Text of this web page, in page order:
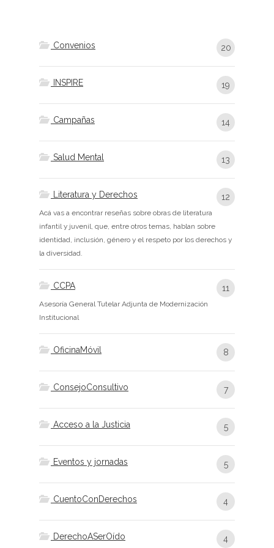
Convenios 20
INSPIRE 19
Campañas 14
Salud Mental 13
Literatura y Derechos 12
Acá vas a encontrar reseñas sobre obras de literatura
infantil y juvenil, que, entre otros temas, hablan sobre
identidad, inclusión, género y el respeto por los derechos y
la diversidad.
CCPA 11
Asesoría General Tutelar Adjunta de Modernización
Institucional
OficinaMóvil 8
ConsejoConsultivo 7
Acceso a la Justicia 5
Eventos y jornadas 5
CuentoConDerechos 4
DerechoASerOído 4